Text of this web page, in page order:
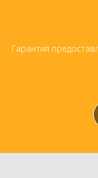
Гарантия